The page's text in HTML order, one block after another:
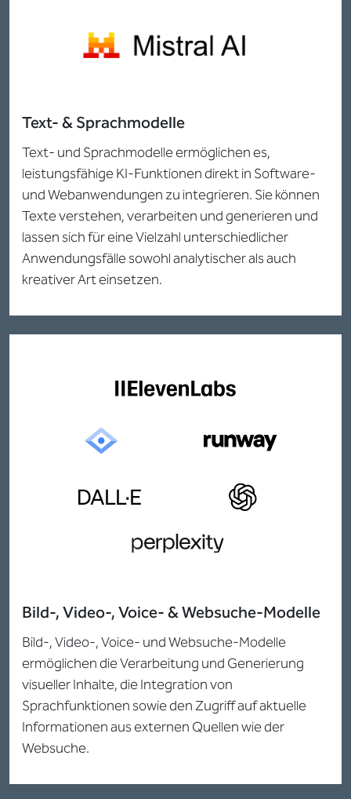
Text- & Sprachmodelle
Text- und Sprachmodelle ermöglichen es,
leistungsfähige KI-Funktionen direkt in Software-
und Webanwendungen zu integrieren. Sie können
Texte verstehen, verarbeiten und generieren und
lassen sich für eine Vielzahl unterschiedlicher
Anwendungsfälle sowohl analytischer als auch
kreativer Art einsetzen.
Bild-, Video-, Voice- & Websuche-Modelle
Bild-, Video-, Voice- und Websuche-Modelle
ermöglichen die Verarbeitung und Generierung
visueller Inhalte, die Integration von
Sprachfunktionen sowie den Zugriff auf aktuelle
Informationen aus externen Quellen wie der
Websuche.